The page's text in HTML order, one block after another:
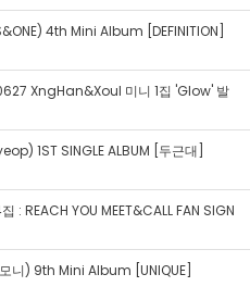
4th Mini Album [DEFINITION]
XngHan&Xoul 미니 1집 'Glow' 발
1ST SINGLE ALBUM [두근대]
: REACH YOU MEET&CALL FAN SIGN
니) 9th Mini Album [UNIQUE]